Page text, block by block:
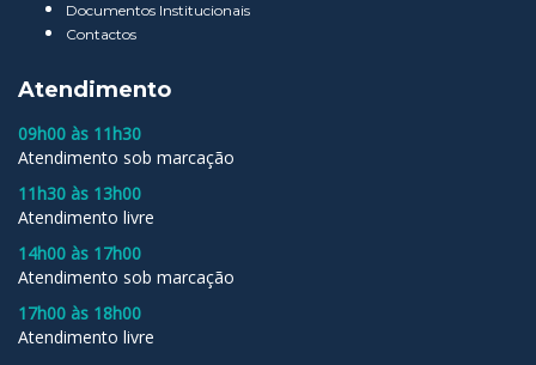
Documentos Institucionais
Contactos
Atendimento
09h00 às 11h30
Atendimento sob marcação
11h30 às 13h00
Atendimento livre
14h00 às 17h00
Atendimento sob marcação
17h00 às 18h00
Atendimento livre